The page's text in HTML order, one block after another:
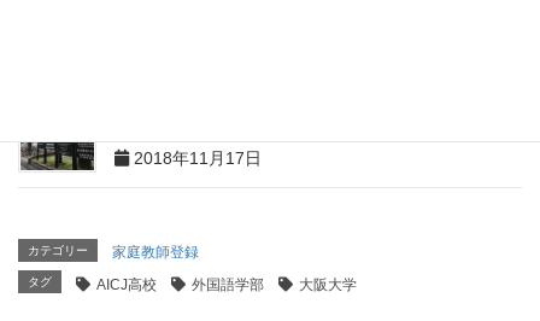
2018年11月17日
カテゴリー 家庭教師登録
タグ AICJ高校 外国語学部 大阪大学